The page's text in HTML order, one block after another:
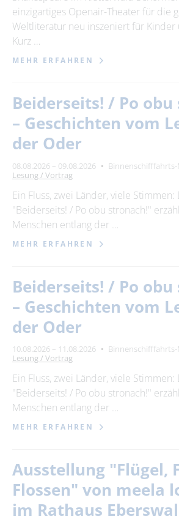
einzigartiges Openair-Theater für die
Weltliteratur neu inszeniert für Kinder
Kurz …
MEHR ERFAHREN
Beiderseits! / Po
– Geschichten vom
der Oder
08.08.2026 – 09.08.2026
Lesung / Vortrag
Ein Fluss, zwei Länder, viele
"Beiderseits! / Po obu stronach!"
Menschen entlang der …
MEHR ERFAHREN
Beiderseits! / Po
– Geschichten vom
der Oder
10.08.2026 – 11.08.2026
Lesung / Vortrag
Ein Fluss, zwei Länder, viele
"Beiderseits! / Po obu stronach!"
Menschen entlang der …
MEHR ERFAHREN
Ausstellung "Flügel,
Flossen" von meela
im Rathaus